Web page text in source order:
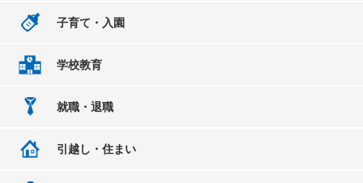
子育て・入園
学校教育
就職・退職
引越し・住まい